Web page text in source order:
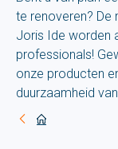
te renoveren? De
Joris Ide worden
professionals!
onze producten
duurzaamheid